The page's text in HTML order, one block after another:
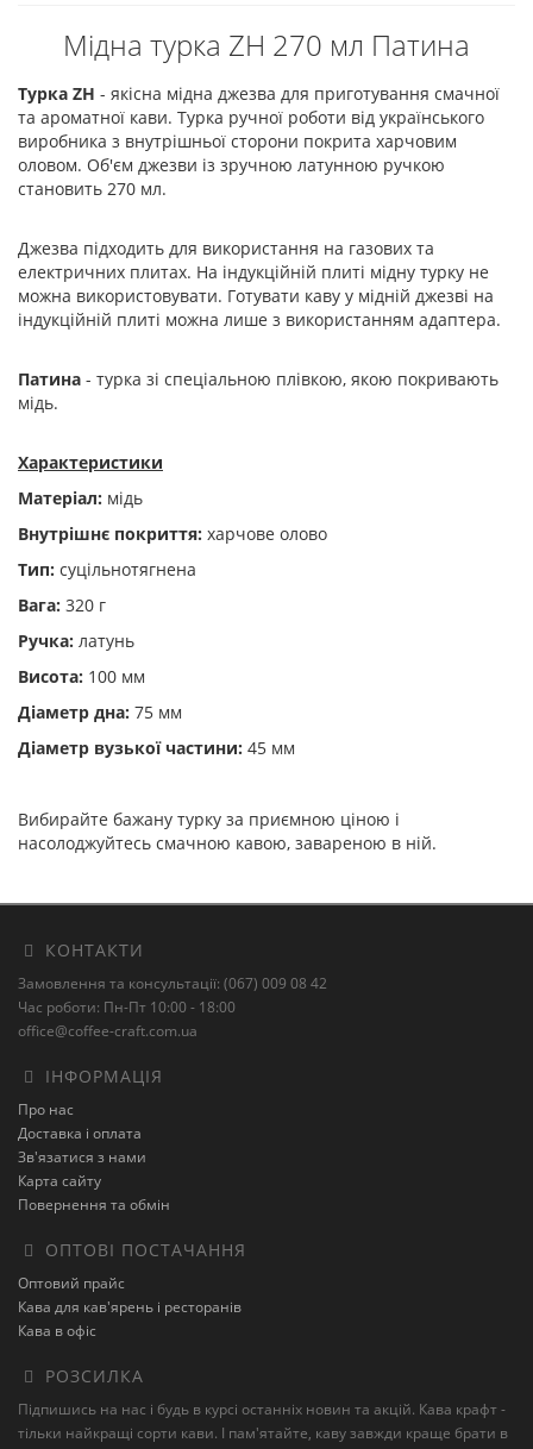
Мідна турка ZH 270 мл Патина
Турка ZH - якісна мідна джезва для приготування смачної
та ароматної кави. Турка ручної роботи від українського
виробника з внутрішньої сторони покрита харчовим
оловом. Об'єм джезви із зручною латунною ручкою
становить 270 мл.
Джезва підходить для використання на газових та
електричних плитах. На індукційній плиті мідну турку не
можна використовувати. Готувати каву у мідній джезві на
індукційній плиті можна лише з використанням адаптера.
Патина - турка зі спеціальною плівкою, якою покривають
мідь.
Характеристики
Матеріал: мідь
Внутрішнє покриття: харчове олово
Тип: суцільнотягнена
Вага: 320 г
Ручка: латунь
Висота: 100 мм
Діаметр дна: 75 мм
Діаметр вузької частини: 45 мм
Вибирайте бажану турку за приємною ціною і
насолоджуйтесь смачною кавою, завареною в ній.
КОНТАКТИ
Замовлення та консультації: (067) 009 08 42
Час роботи: Пн-Пт 10:00 - 18:00
office@coffee-craft.com.ua
ІНФОРМАЦІЯ
Про нас
Доставка і оплата
Зв'язатися з нами
Карта сайту
Повернення та обмін
ОПТОВІ ПОСТАЧАННЯ
Оптовий прайс
Кава для кав'ярень і ресторанів
Кава в офіс
РОЗСИЛКА
Підпишись на нас і будь в курсі останніх новин та акцій. Кава крафт -
тільки найкращі сорти кави. І пам'ятайте, каву завжди краще брати в